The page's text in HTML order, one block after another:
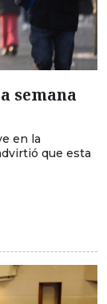
semana
en la
que esta